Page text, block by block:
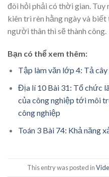
đòi hỏi phải có thời gian. Tuy
kiên trì rèn hằng ngày và
người thân thì sẽ thành công.
Bạn có thể xem thêm:
Tập làm văn lớp 4: Tả cây
Địa lí 10 Bài 31: Tổ chức
của công nghiệp tới môi
công nghiệp
Toán 3 Bài 74: Khả năng
This entry was posted in